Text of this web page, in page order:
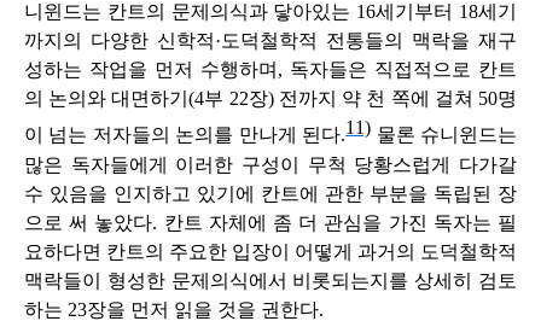
니윈드는 칸트의 문제의식과 닿아있는 16세기부터 18세기
까지의 다양한 신학적·도덕철학적 전통들의 맥락을 재구
성하는 작업을 먼저 수행하며, 독자들은 직접적으로 칸트
의 논의와 대면하기(4부 22장) 전까지 약 천 쪽에 걸쳐 50명
이 넘는 저자들의 논의를 만나게 된다.11) 물론 슈니윈드는
많은 독자들에게 이러한 구성이 무척 당황스럽게 다가갈
수 있음을 인지하고 있기에 칸트에 관한 부분을 독립된 장
으로 써 놓았다. 칸트 자체에 좀 더 관심을 가진 독자는 필
요하다면 칸트의 주요한 입장이 어떻게 과거의 도덕철학적
맥락들이 형성한 문제의식에서 비롯되는지를 상세히 검토
하는 23장을 먼저 읽을 것을 권한다.